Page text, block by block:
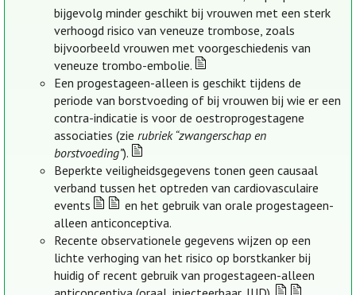
bijgevolg minder geschikt bij vrouwen met een sterk
verhoogd risico van veneuze trombose, zoals
bijvoorbeeld vrouwen met voorgeschiedenis van
veneuze trombo-embolie.
Een progestageen-alleen is geschikt tijdens de
periode van borstvoeding of bij vrouwen bij wie er een
contra-indicatie is voor de oestroprogestagene
associaties (zierubriek “zwangerschap en
borstvoeding”).
Beperkte veiligheidsgegevens tonen geen causaal
verband tussen het optreden van cardiovasculaire
events
en het gebruik van orale progestageen-
alleen anticonceptiva.
Recente observationele gegevens wijzen op een
lichte verhoging van het risico op borstkanker bij
huidig of recent gebruik van progestageen-alleen